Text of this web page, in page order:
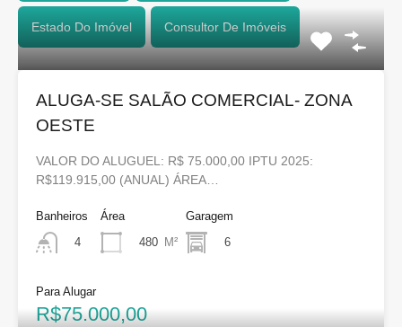
Estado Do Imóvel Consultor De Imóveis
ALUGA-SE SALÃO COMERCIAL- ZONA
OESTE
VALOR DO ALUGUEL: R$ 75.000,00 IPTU 2025:
R$119.915,00 (ANUAL) ÁREA…
Banheiros
4
Área
480 M²
Garagem
6
Para Alugar
R$75.000,00